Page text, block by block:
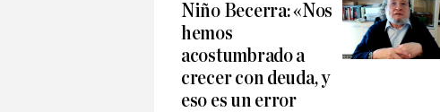
Niño Becerra: «Nos
hemos
acostumbrado a
crecer con deuda, y
eso es un error